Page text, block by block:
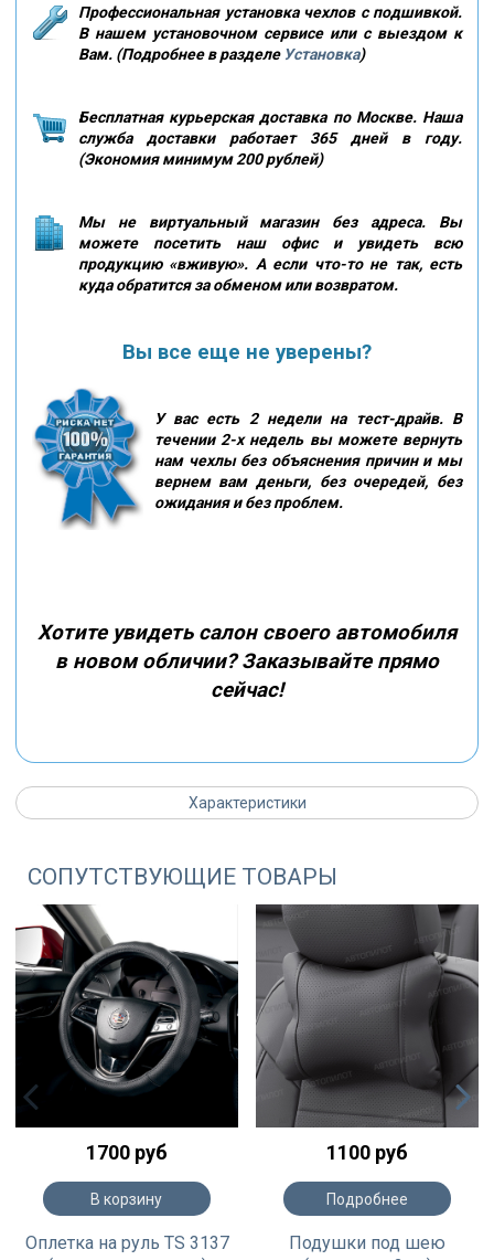
Профессиональная установка чехлов с подшивкой.
В нашем установочном сервисе или с выездом к
Вам. (Подробнее в разделе Установка)
Бесплатная курьерская доставка по Москве. Наша
служба доставки работает 365 дней в году.
(Экономия минимум 200 рублей)
Мы не виртуальный магазин без адреса. Вы
можете посетить наш офис и увидеть всю
продукцию «вживую». А если что-то не так, есть
куда обратится за обменом или возвратом.
Вы все еще не уверены?
У вас есть 2 недели на тест-драйв. В
течении 2-х недель вы можете вернуть
нам чехлы без объяснения причин и мы
вернем вам деньги, без очередей, без
ожидания и без проблем.
Хотите увидеть салон своего автомобиля
в новом обличии? Заказывайте прямо
сейчас!
Характеристики
СОПУТСТВУЮЩИЕ ТОВАРЫ
1700 руб
В корзину
Оплетка на руль TS 3137
1100 руб
Подробнее
Подушки под шею